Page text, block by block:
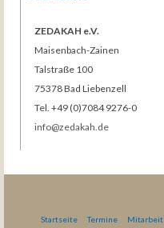
ZEDAKAH e.V.
Maisenbach-Zainen
Talstraße 100
75378 Bad Liebenzell
Tel. +49 (0)7084 9276-0
info@zedakah.de
Startseite Termine Mitarbeit